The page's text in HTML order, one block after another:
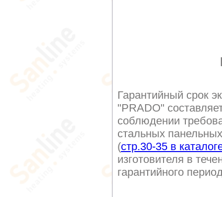
Гарантийный срок
"PRADO"
соблюдении
стальных
(стр.30-35 в
изготовителя в
гарантийного